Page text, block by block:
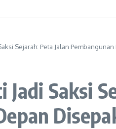
Sejarah: Peta Jalan
Saksi